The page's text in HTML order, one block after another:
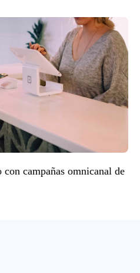
campañas omnicanal de